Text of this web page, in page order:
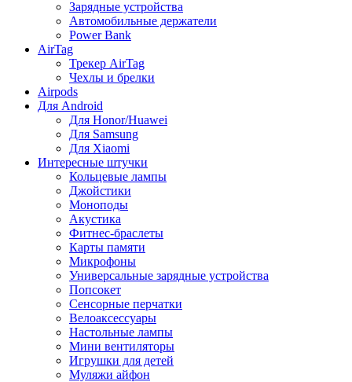
Зарядные устройства
Автомобильные держатели
Power Bank
AirTag
Трекер AirTag
Чехлы и брелки
Airpods
Для Android
Для Honor/Huawei
Для Samsung
Для Xiaomi
Интересные штучки
Кольцевые лампы
Джойстики
Моноподы
Акустика
Фитнес-браслеты
Карты памяти
Микрофоны
Универсальные зарядные устройства
Попсокет
Сенсорные перчатки
Велоаксессуары
Настольные лампы
Мини вентиляторы
Игрушки для детей
Муляжи айфон